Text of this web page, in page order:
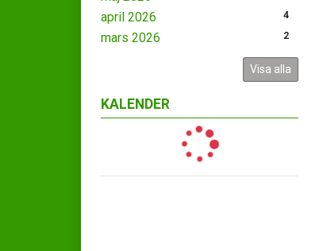
april 2026 4
mars 2026 2
Visa alla
KALENDER